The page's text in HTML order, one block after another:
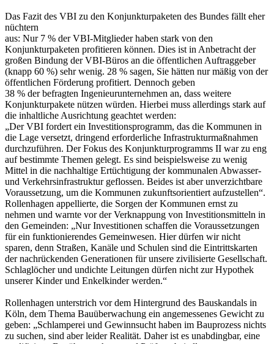
Das Fazit des VBI zu den Konjunkturpaketen des Bundes fällt eher
nüchtern
aus: Nur 7 % der VBI-Mitglieder haben stark von den
Konjunkturpaketen profitieren können. Dies ist in Anbetracht der
großen Bindung der VBI-Büros an die öffentlichen Auftraggeber
(knapp 60 %) sehr wenig. 28 % sagen, Sie hätten nur mäßig von der
öffentlichen Förderung profitiert. Dennoch geben
38 % der befragten Ingenieurunternehmen an, dass weitere
Konjunkturpakete nützen würden. Hierbei muss allerdings stark auf
die inhaltliche Ausrichtung geachtet werden:
„Der VBI fordert ein Investitionsprogramm, das die Kommunen in
die Lage versetzt, dringend erforderliche Infrastrukturmaßnahmen
durchzuführen. Der Fokus des Konjunkturprogramms II war zu eng
auf bestimmte Themen gelegt. Es sind beispielsweise zu wenig
Mittel in die nachhaltige Ertüchtigung der kommunalen Abwasser-
und Verkehrsinfrastruktur geflossen. Beides ist aber unverzichtbare
Voraussetzung, um die Kommunen zukunftsorientiert aufzustellen“.
Rollenhagen appellierte, die Sorgen der Kommunen ernst zu
nehmen und warnte vor der Verknappung von Investitionsmitteln in
den Gemeinden: „Nur Investitionen schaffen die Voraussetzungen
für ein funktionierendes Gemeinwesen. Hier dürfen wir nicht
sparen, denn Straßen, Kanäle und Schulen sind die Eintrittskarten
der nachrückenden Generationen für unsere zivilisierte Gesellschaft.
Schlaglöcher und undichte Leitungen dürfen nicht zur Hypothek
unserer Kinder und Enkelkinder werden.“
Rollenhagen unterstrich vor dem Hintergrund des Bauskandals in
Köln, dem Thema Bauüberwachung ein angemessenes Gewicht zu
geben: „Schlamperei und Gewinnsucht haben im Bauprozess nichts
zu suchen, sind aber leider Realität. Daher ist es unabdingbar, eine